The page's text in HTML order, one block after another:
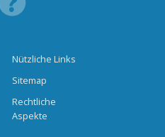
Nützliche Links
Sitemap
Rechtliche
Aspekte